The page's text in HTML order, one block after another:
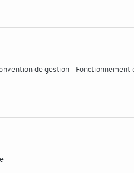
de gestion -